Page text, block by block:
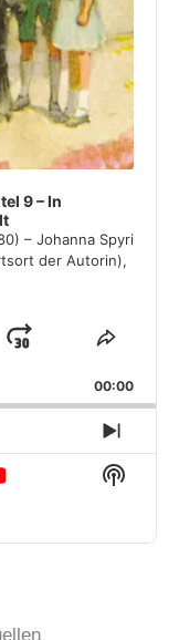
9 – In
– Johanna Spyri
der Autorin),
Jump
Forward
Share
00:00
Next
Show